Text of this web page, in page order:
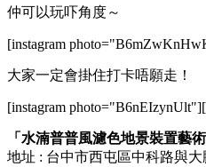
仲可以玩吓角度～
[instagram
大家一定會掛住打卡唔願走！
[instagram
「水湳普普風濾色地景裝置藝術
地址 : 台中市西屯區中科路與大